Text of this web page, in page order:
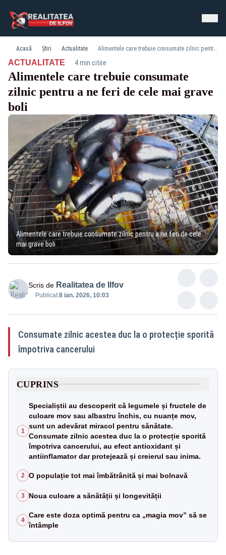
Acasă Știri Actualitate Alimentele care trebuie consumate zilnic pentru a ne feri de cele mai grave boli
ACTUALITATE· 4 min citire
Alimentele care trebuie consumate
zilnic pentru a ne feri de cele mai grave
boli
Alimentele care trebuie consumate zilnic pentru a ne feri de cele
mai grave boli
Scris de Realitatea de Ilfov
Publicat:8 ian. 2026, 10:03
Consumate zilnic acestea duc la o protecție sporită
împotriva cancerului
CUPRINS
1
Specialiștii au descoperit că legumele și fructele de
culoare mov sau albastru închis, cu nuanțe mov,
sunt un adevărat miracol pentru sănătate.
Consumate zilnic acestea duc la o protecție sporită
împotriva cancerului, au efect antioxidant și
antiinflamator dar protejează și creierul sau inima.
2 O populație tot mai îmbătrânită și mai bolnavă
3 Noua culoare a sănătății și longevității
4
Care este doza optimă pentru ca „magia mov” să se
întâmple